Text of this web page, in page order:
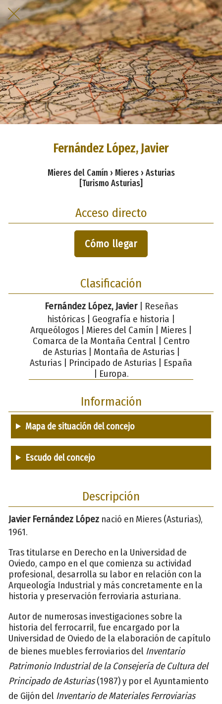
Fernández López, Javier
Mieres del Camín › Mieres › Asturias
[Turismo Asturias]
Acceso directo
Cómo llegar
Clasificación
Fernández López, Javier| Reseñas
históricas | Geografía e historia |
Arqueólogos | Mieres del Camín | Mieres |
Comarca de la Montaña Central | Centro
de Asturias | Montaña de Asturias |
Asturias | Principado de Asturias | España
| Europa.
Información
Mapa de situación del concejo
Escudo del concejo
Descripción
Javier Fernández López nació en Mieres (Asturias),
1961.
Tras titularse en Derecho en la Universidad de
Oviedo, campo en el que comienza su actividad
profesional, desarrolla su labor en relación con la
Arqueología Industrial y más concretamente en la
historia y preservación ferroviaria asturiana.
Autor de numerosas investigaciones sobre la
historia del ferrocarril, fue encargado por la
Universidad de Oviedo de la elaboración de capítulo
de bienes muebles ferroviarios del Inventario
Patrimonio Industrial de la Consejería de Cultura del
Principado de Asturias(1987) y por el Ayuntamiento
de Gijón del Inventario de Materiales Ferroviarias